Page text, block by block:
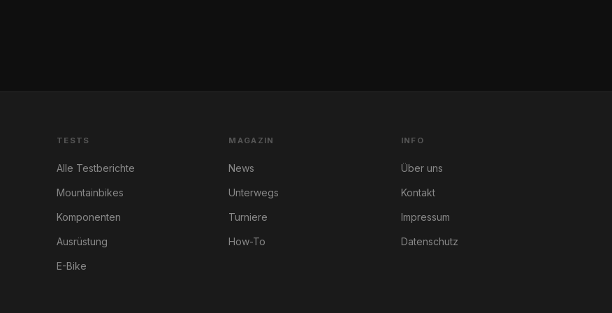
TESTS
Alle Testberichte
Mountainbikes
Komponenten
Ausrüstung
E-Bike
MAGAZIN
News
Unterwegs
Turniere
How-To
INFO
Über uns
Kontakt
Impressum
Datenschutz